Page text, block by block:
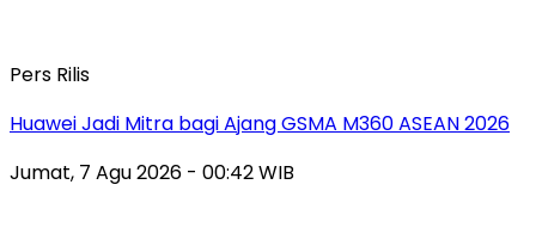
Pers Rilis
Huawei Jadi Mitra bagi Ajang GSMA M360 ASEAN 2026
Jumat, 7 Agu 2026 - 00:42 WIB